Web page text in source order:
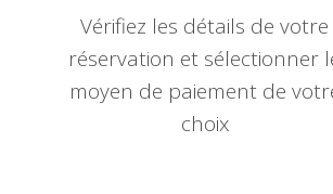
Vérifiez les détails de votre
réservation et sélectionner
moyen de paiement de
choix